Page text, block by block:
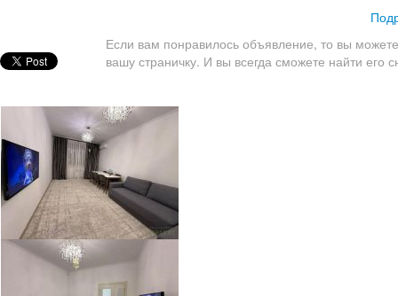
Если вам понравилось объявление, то вы
вашу страничку. И вы всегда сможете найти его